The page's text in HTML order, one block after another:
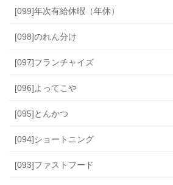
[099]年次有給休暇（年休）
[098]のれん分け
[097]フランチャイズ
[096]よってこや
[095]とんかつ
[094]ショートニング
[093]ファストフード